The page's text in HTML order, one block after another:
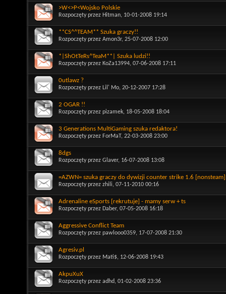
>W<>P<Wojsko Polskie
Rozpoczęty przez Hitman, 10-01-2008 19:14
**CS^^TEAM** Szuka graczy!!
Rozpoczęty przez Amon3r, 25-07-2008 12:00
*|ShOtTeRs^TeaM**| Szuka ludzi!!
Rozpoczęty przez KoZa13994, 07-06-2008 17:11
0utlawz ?
Rozpoczęty przez Lil' Mo, 20-12-2007 17:28
2 OGAR !!
Rozpoczęty przez pizamek, 18-05-2008 18:04
3 Generations MultiGaming szuka redaktora!
Rozpoczęty przez ForMaT, 22-03-2008 23:00
8dgs
Rozpoczęty przez Glaver, 16-07-2008 13:08
=AZWN= szuka graczy do dywizji counter strike 1.6 [nonsteam]
Rozpoczęty przez zhili, 07-11-2010 00:16
Adrenaline eSports [rekrutuje] - mamy serw + ts
Rozpoczęty przez Daber, 07-05-2008 16:18
Aggressive Conflict Team
Rozpoczęty przez pawlooo0359, 17-07-2008 21:30
Agresiv.pl
Rozpoczęty przez Mati$, 12-06-2008 19:43
AkpuXuX
Rozpoczęty przez adhd, 01-02-2008 23:36